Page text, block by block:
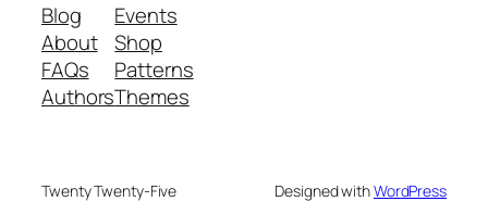
Blog
About
FAQs
Authors
Events
Shop
Patterns
Themes
Twenty Twenty-Five Designed withWordPress